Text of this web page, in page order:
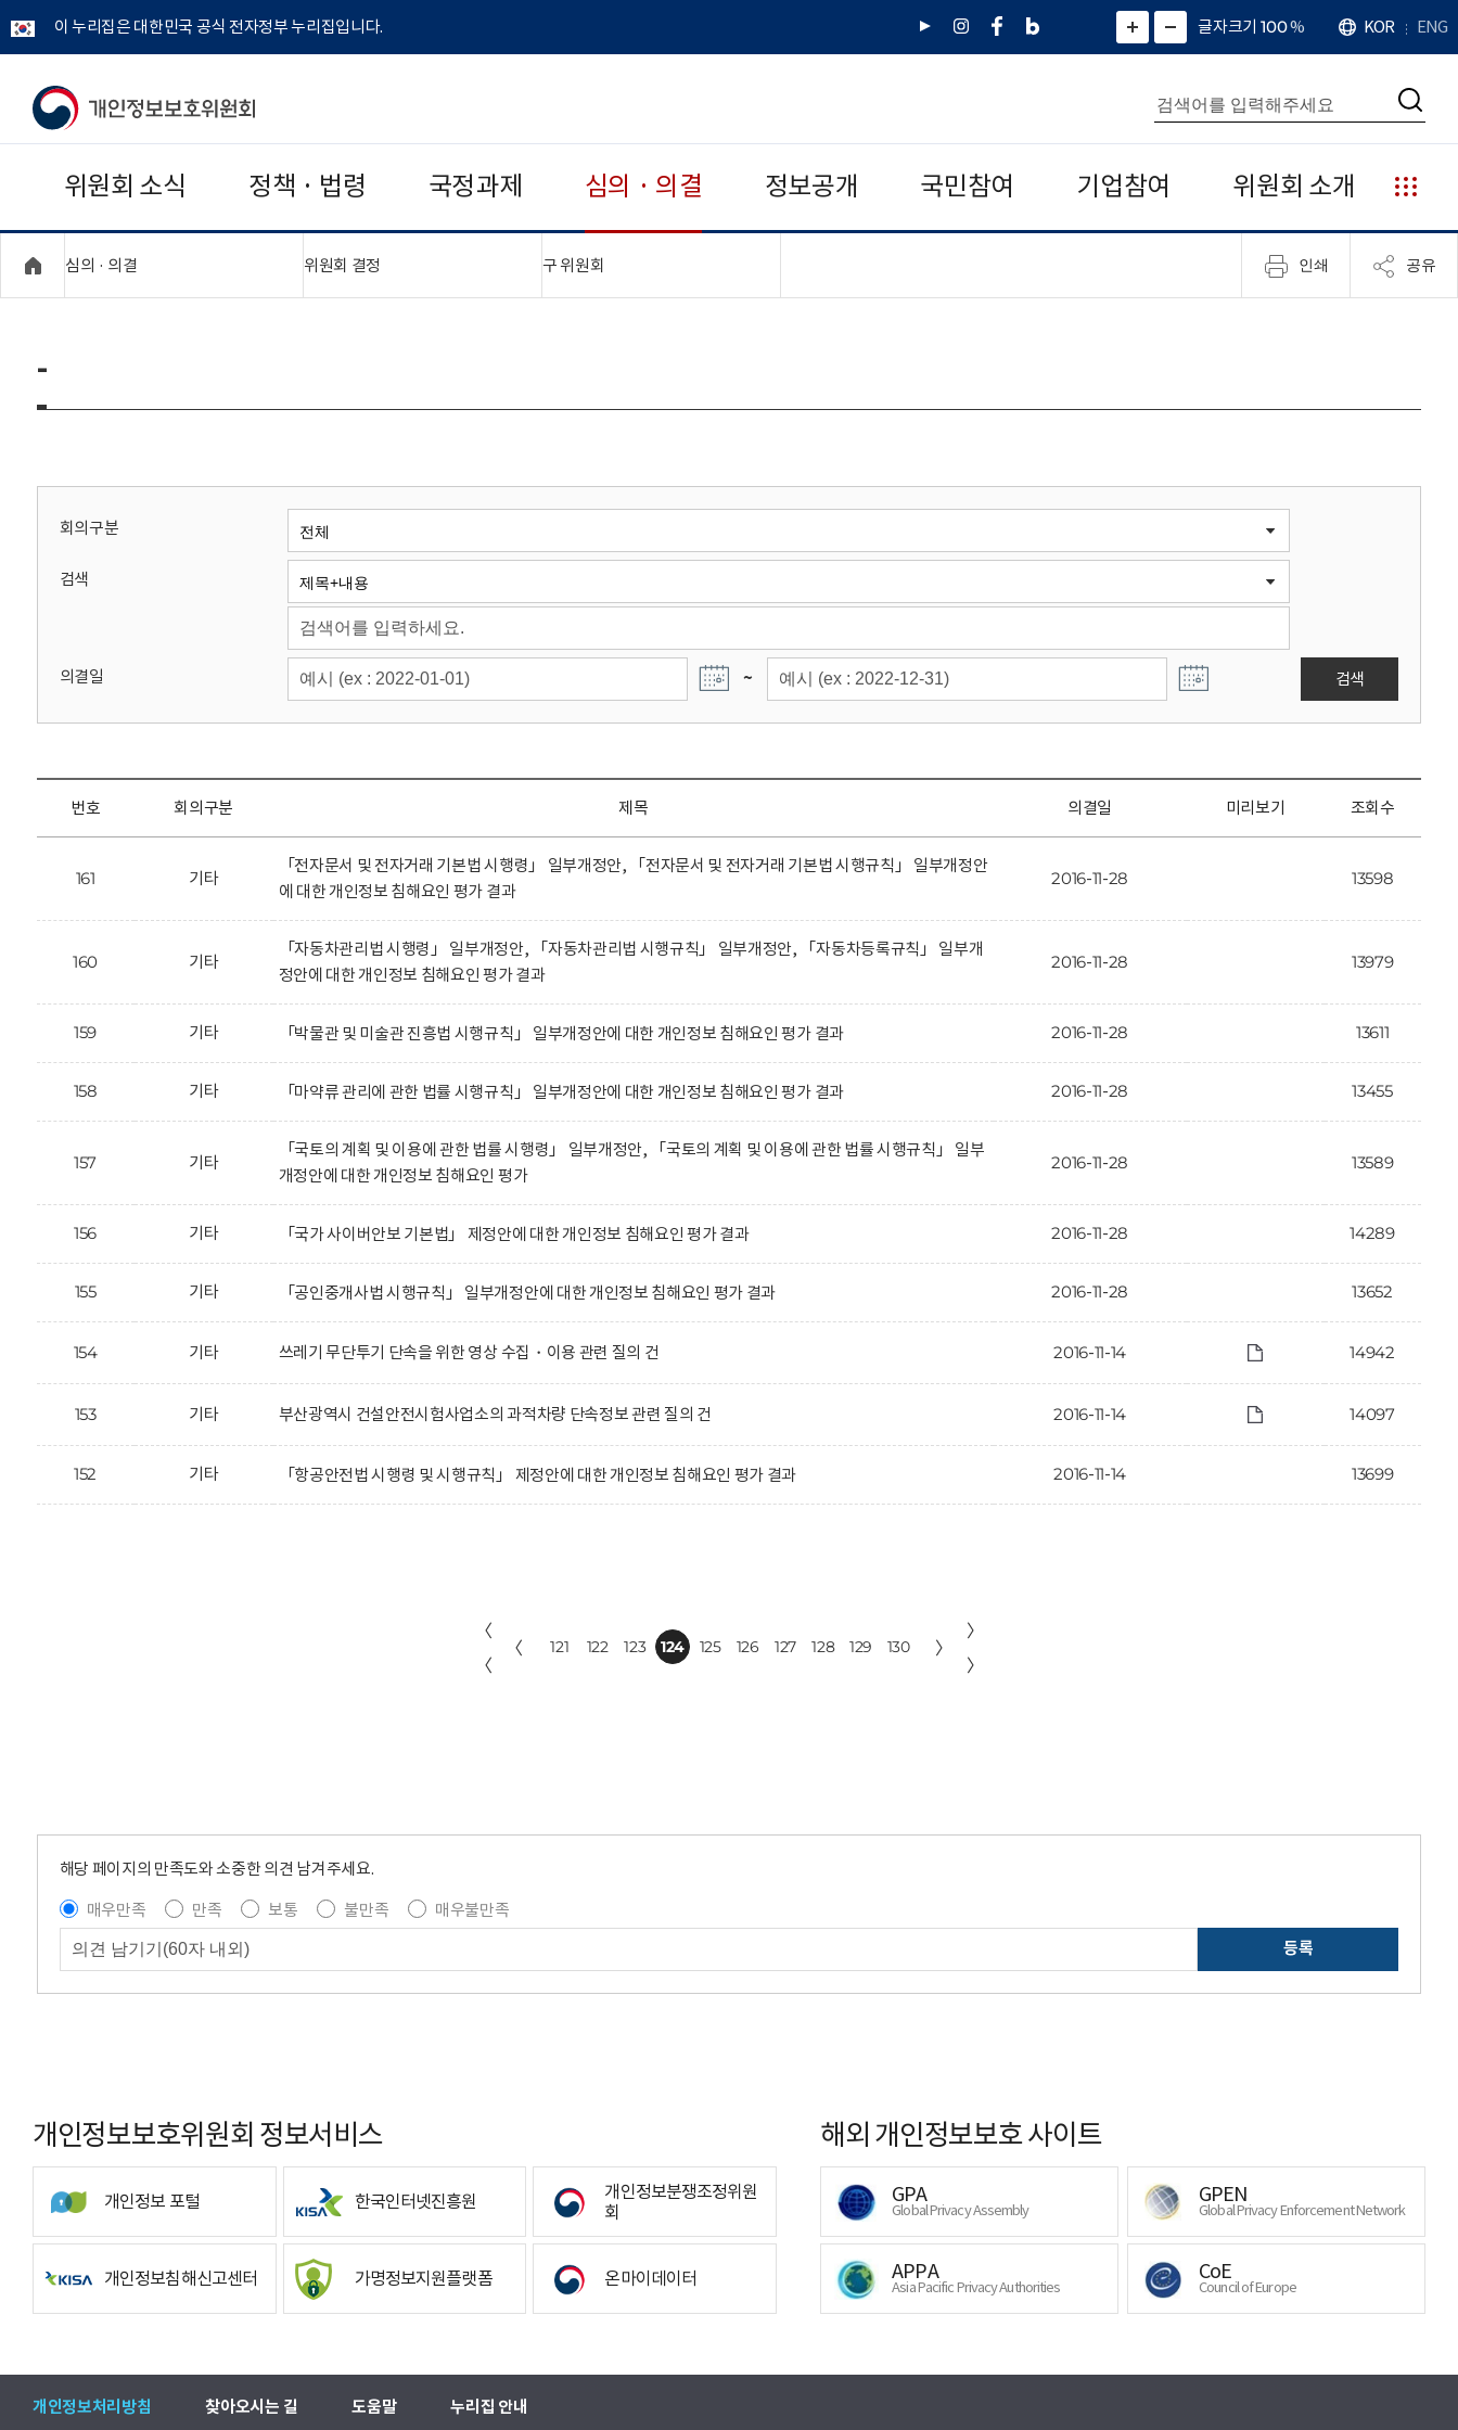
이 누리집은 대한민국 공식 전자정부 누리집입니다.
유
인
페
네
그
)
화
면
면
소
확
대
치
글자크기 100%
언
어
KOR ENG
개
보
보
위
회
통
합
검
색
검
위원회 소식 정책 · 법령 국정과제 심의 · 의결 정보공개 국민참여 기업참여 위원회 소개
누
리
집
안
심의 · 의결 위원회 결정 구 위원회 인쇄 공유
-
회의구분
검색
의결일 ~ 검색
번호 회의구분 제목 의결일 미리보기 조회수
161 기타
「전자문서 및 전자거래 기본법 시행령」 일부개정안, 「전자문서 및 전자거래 기본법 시행규칙」 일부개정안
에 대한 개인정보 침해요인 평가 결과
2016-11-28 13598
160 기타
「자동차관리법 시행령」 일부개정안, 「자동차관리법 시행규칙」 일부개정안, 「자동차등록규칙」 일부개
정안에 대한 개인정보 침해요인 평가 결과
2016-11-28 13979
159 기타 「박물관 및 미술관 진흥법 시행규칙」 일부개정안에 대한 개인정보 침해요인 평가 결과 2016-11-28 13611
158 기타 「마약류 관리에 관한 법률 시행규칙」 일부개정안에 대한 개인정보 침해요인 평가 결과 2016-11-28 13455
157 기타
「국토의 계획 및 이용에 관한 법률 시행령」 일부개정안, 「국토의 계획 및 이용에 관한 법률 시행규칙」 일부
개정안에 대한 개인정보 침해요인 평가
2016-11-28 13589
156 기타 「국가 사이버안보 기본법」 제정안에 대한 개인정보 침해요인 평가 결과 2016-11-28 14289
155 기타 「공인중개사법 시행규칙」 일부개정안에 대한 개인정보 침해요인 평가 결과 2016-11-28 13652
154 기타 쓰레기 무단투기 단속을 위한 영상 수집・이용 관련 질의 건 2016-11-14 14942
153 기타 부산광역시 건설안전시험사업소의 과적차량 단속정보 관련 질의 건 2016-11-14 14097
152 기타 「항공안전법 시행령 및 시행규칙」 제정안에 대한 개인정보 침해요인 평가 결과 2016-11-14 13699
〈
〈
〈 121 122 123 124 125 126 127 128 129 130 〉
〉
〉
해당 페이지의 만족도와 소중한 의견 남겨주세요.
매우만족
만족 보통 불만족
매우불만족
등록
개인정보보호위원회 정보서비스
개인정보 포털 한국인터넷진흥원
개인정보분쟁조정위원
회
개인정보침해신고센터 가명정보지원플랫폼 온마이데이터
해외 개인정보보호 사이트
GPA
Global Privacy Assembly
GPEN
Global Privacy Enforcement Network
APPA
Asia Pacific Privacy Authorities
CoE
Council of Europe
개인정보처리방침 찾아오시는 길 도움말 누리집 안내